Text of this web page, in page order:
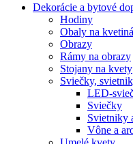
Dekorácie a bytové
Hodiny
Obaly na
Obrazy
Rámy na obrazy
Stojany na kvety
Sviečky,
LED-
Sviečky
Svietniky
Vône a